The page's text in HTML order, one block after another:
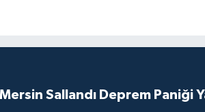
Sallandı Deprem Paniği